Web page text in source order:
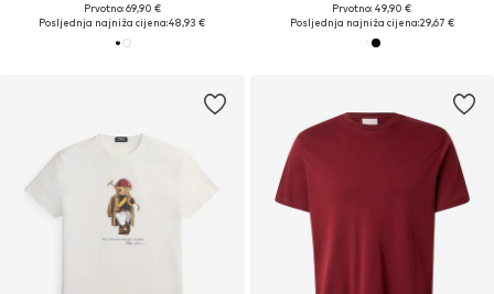
Prvotno: 69,90 €
Posljednja najniža cijena:48,93 €
Prvotno: 49,90 €
Posljednja najniža cijena:29,67 €